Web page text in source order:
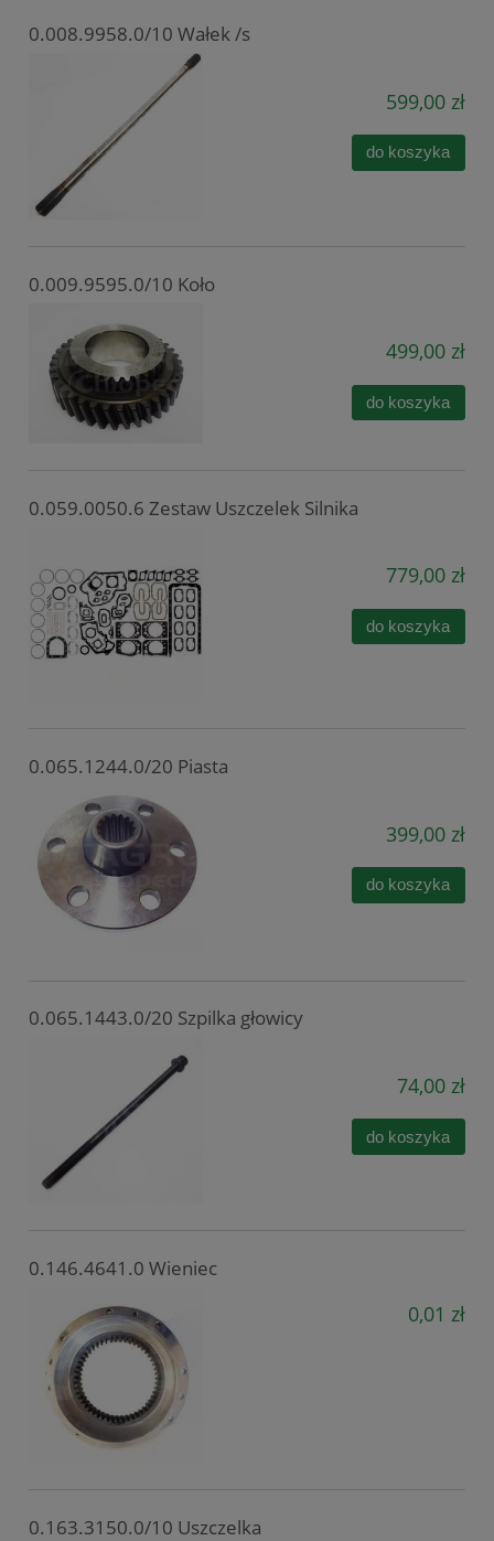
0.008.9958.0/10 Wałek /s
599,00 zł
do koszyka
0.009.9595.0/10 Koło
499,00 zł
do koszyka
0.059.0050.6 Zestaw Uszczelek Silnika
779,00 zł
do koszyka
0.065.1244.0/20 Piasta
399,00 zł
do koszyka
0.065.1443.0/20 Szpilka głowicy
74,00 zł
do koszyka
0.146.4641.0 Wieniec
0,01 zł
0.163.3150.0/10 Uszczelka